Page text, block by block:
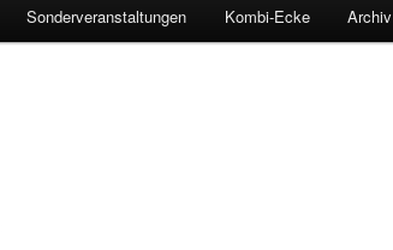
Sonderveranstaltungen Kombi-Ecke Archiv